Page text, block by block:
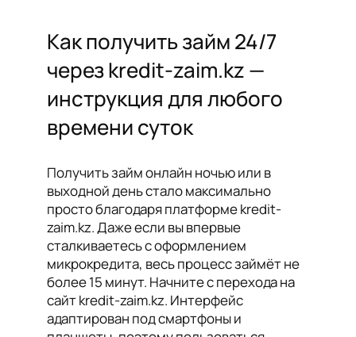
Как получить займ 24/7
через kredit-zaim.kz —
инструкция для любого
времени суток
Получить займ онлайн ночью или в
выходной день стало максимально
просто благодаря платформе kredit-
zaim.kz. Даже если вы впервые
сталкиваетесь с оформлением
микрокредита, весь процесс займёт не
более 15 минут. Начните с перехода на
сайт kredit-zaim.kz. Интерфейс
адаптирован под смартфоны и